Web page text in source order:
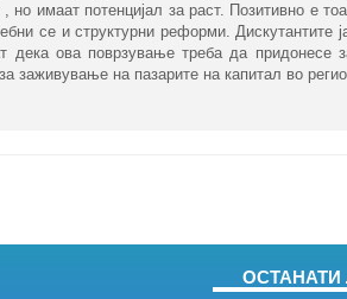
но имаат потенцијал за раст. Позитивно е
се и структурни реформи.
ова поврзување треба да придонесе
заживување на пазарите на капитал во
ОСТАНАТИ